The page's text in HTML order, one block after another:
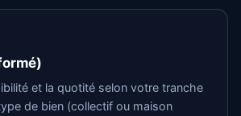
et la quotité selon votre tranche
de bien (collectif ou maison